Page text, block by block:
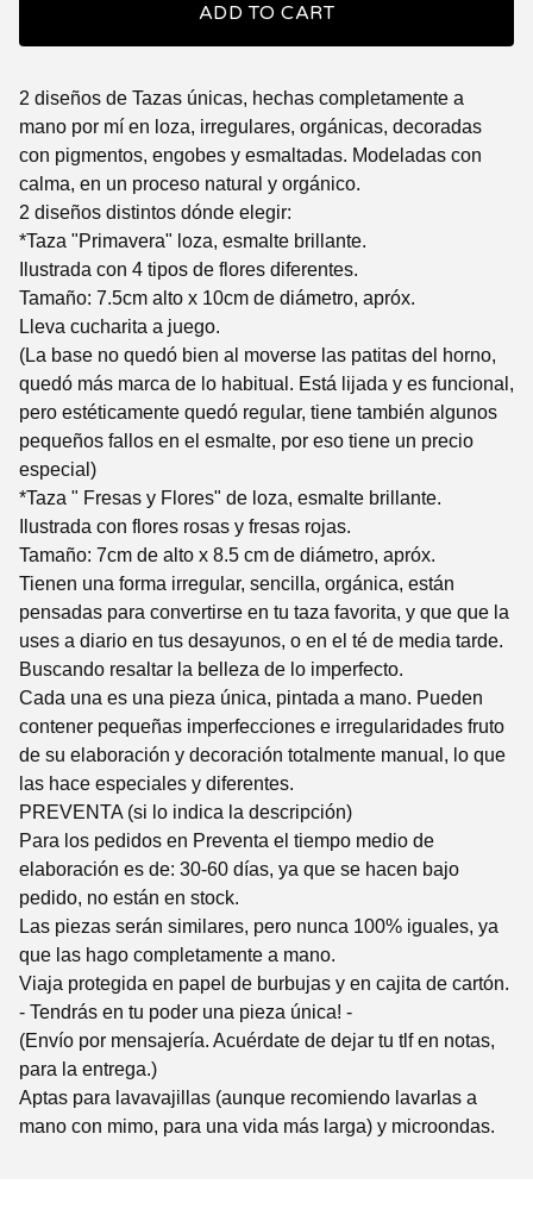
ADD TO CART
2 diseños de Tazas únicas, hechas completamente a
mano por mí en loza, irregulares, orgánicas, decoradas
con pigmentos, engobes y esmaltadas. Modeladas con
calma, en un proceso natural y orgánico.
2 diseños distintos dónde elegir:
*Taza "Primavera" loza, esmalte brillante.
Ilustrada con 4 tipos de flores diferentes.
Tamaño: 7.5cm alto x 10cm de diámetro, apróx.
Lleva cucharita a juego.
(La base no quedó bien al moverse las patitas del horno,
quedó más marca de lo habitual. Está lijada y es funcional,
pero estéticamente quedó regular, tiene también algunos
pequeños fallos en el esmalte, por eso tiene un precio
especial)
*Taza " Fresas y Flores" de loza, esmalte brillante.
Ilustrada con flores rosas y fresas rojas.
Tamaño: 7cm de alto x 8.5 cm de diámetro, apróx.
Tienen una forma irregular, sencilla, orgánica, están
pensadas para convertirse en tu taza favorita, y que que la
uses a diario en tus desayunos, o en el té de media tarde.
Buscando resaltar la belleza de lo imperfecto.
Cada una es una pieza única, pintada a mano. Pueden
contener pequeñas imperfecciones e irregularidades fruto
de su elaboración y decoración totalmente manual, lo que
las hace especiales y diferentes.
PREVENTA (si lo indica la descripción)
Para los pedidos en Preventa el tiempo medio de
elaboración es de: 30-60 días, ya que se hacen bajo
pedido, no están en stock.
Las piezas serán similares, pero nunca 100% iguales, ya
que las hago completamente a mano.
Viaja protegida en papel de burbujas y en cajita de cartón.
- Tendrás en tu poder una pieza única! -
(Envío por mensajería. Acuérdate de dejar tu tlf en notas,
para la entrega.)
Aptas para lavavajillas (aunque recomiendo lavarlas a
mano con mimo, para una vida más larga) y microondas.